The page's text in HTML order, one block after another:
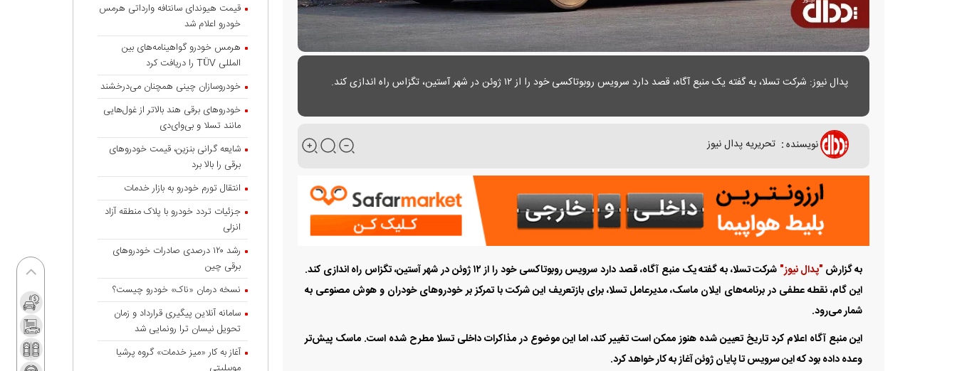
پدال نیوز: شرکت تسلا، به گفته یک منبع آگاه، قصد دارد سرویس روبوتاکسی خود را از ۱۲ ژوئن در شهر آستین، تگزاس راه اندازی کند.
نویسنده: تحریریه پدال نیوز
به گزارش"پدال نیوز"
شرکت تسلا، به گفته یک منبع آگاه، قصد دارد سرویس روبوتاکسی خود را از ۱۲ ژوئن در شهر آستین، تگزاس راه اندازی کند.
این گام، نقطه عطفی در برنامه‌های ایلان ماسک، مدیرعامل تسلا، برای بازتعریف این شرکت با تمرکز بر خودرو‌های خودران و هوش مصنوعی به
شمار می‌رود.
این منبع آگاه اعلام کرد تاریخ تعیین شده هنوز ممکن است تغییر کند، اما این موضوع در مذاکرات داخلی تسلا مطرح شده است. ماسک پیش‌تر
وعده داده بود که این سرویس تا پایان ژوئن آغاز به کار خواهد کرد.
قیمت هیوندای سانتافه وارداتی هرمس
خودرو اعلام شد
هرمس خودرو گواهینامه‌های بین
المللی TÜV را دریافت کرد
خودروسازان چینی همچنان می‌درخشند
خودروهای برقی هند بالاتر از غول‌هایی
مانند تسلا و بی‌وای‌دی
شایعه گرانی بنزین، قیمت خودروهای
برقی را بالا برد
انتقال تورم خودرو به بازار خدمات
جزئیات تردد خودرو با پلاک منطقه آزاد
انزلی
رشد ۱۲۰ درصدی صادرات خودروهای
برقی چین
نسخه درمان «ناک» خودرو چیست؟
سامانه آنلاین پیگیری قرارداد‌ و زمان
تحویل نیسان ترا رونمایی شد
آغاز به کار «میز خدمات» گروه پرشیا